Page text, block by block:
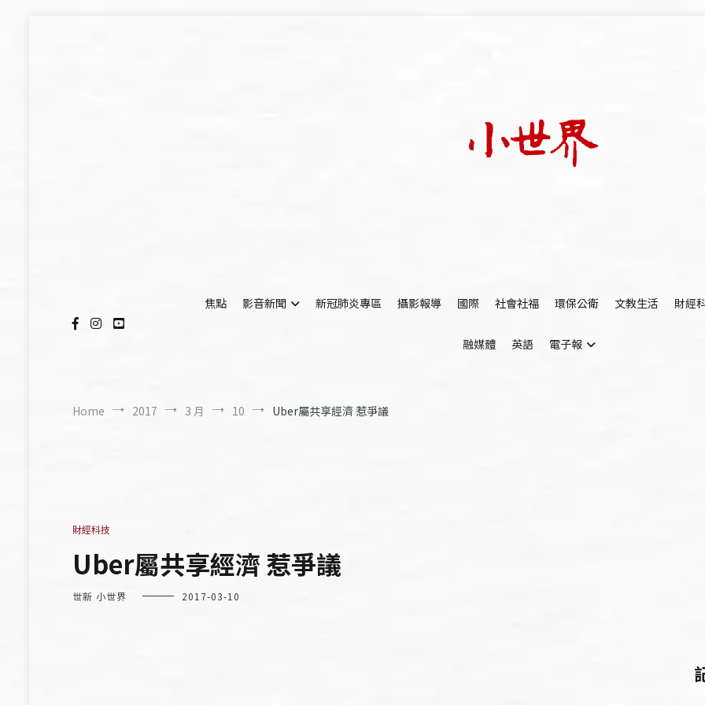
焦點
影音新聞 新冠肺炎專區 攝影報導 國際 社會社福 環保公衛 文教生活 財經
融媒體 英語 電子報
Home 2017 3 月 10 Uber屬共享經濟 惹爭議
財經科技
Uber屬共享經濟 惹爭議
世新 小世界 2017-03-10
記者 胡凡/台北